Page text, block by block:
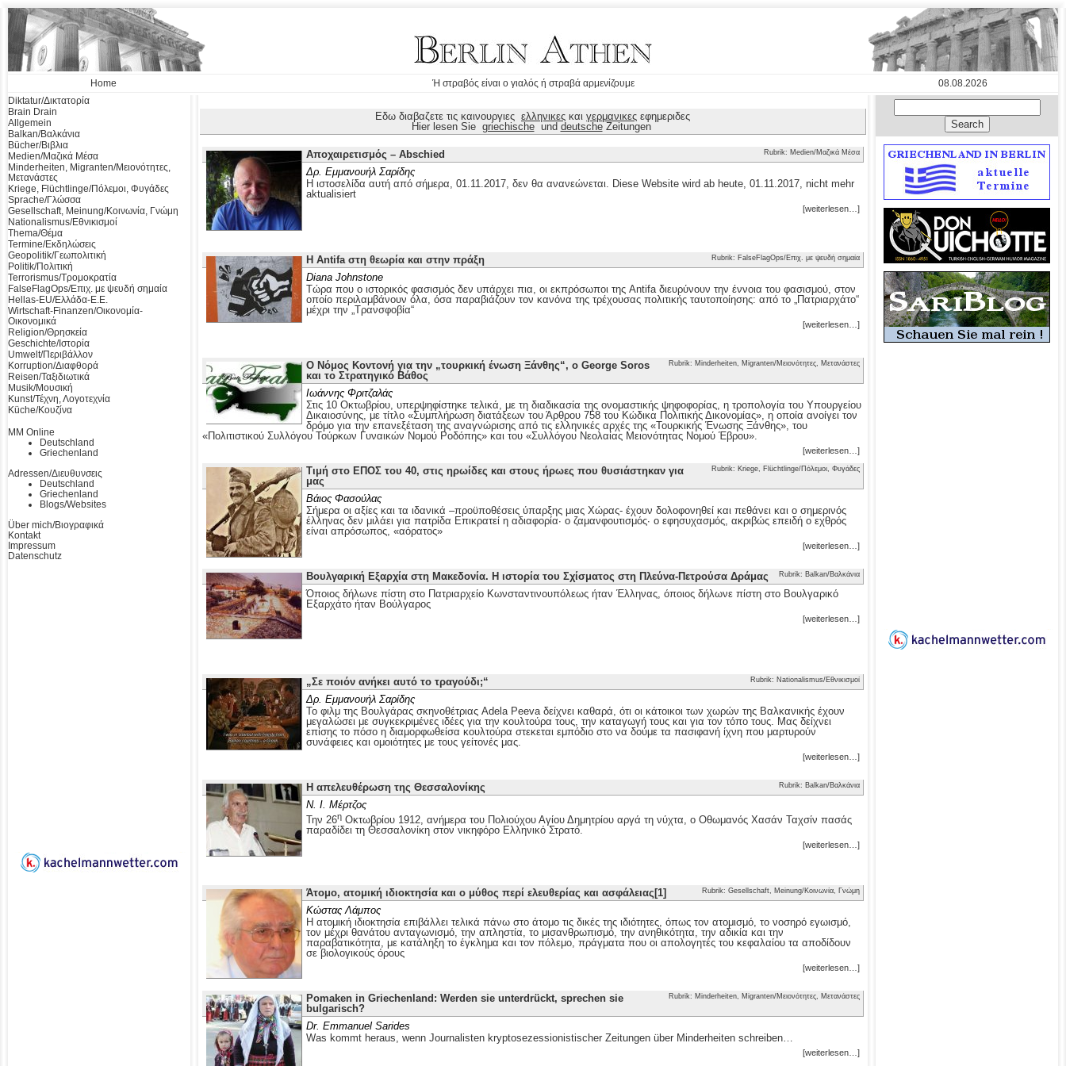
Home Ή στραβός είναι ο γιαλός ή στραβά αρμενίζουμε
08.08.2026
Diktatur/Δικτατορία
Brain Drain
Allgemein
Balkan/Βαλκάνια
Bücher/Βιβλια
Medien/Μαζικά Μέσα
Minderheiten, Migranten/Μειονότητες,
Μετανάστες
Kriege, Flüchtlinge/Πόλεμοι, Φυγάδες
Sprache/Γλώσσα
Gesellschaft, Meinung/Κοινωνία, Γνώμη
Nationalismus/Εθνικισμοί
Thema/Θέμα
Termine/Εκδηλώσεις
Geopolitik/Γεωπολιτική
Politik/Πολιτική
Terrorismus/Τρομοκρατία
FalseFlagOps/Επιχ. με ψευδή σημαία
Hellas-EU/Ελλάδα-Ε.Ε.
Wirtschaft-Finanzen/Οικονομία-
Οικονομικά
Religion/Θρησκεία
Geschichte/Ιστορία
Umwelt/Περιβάλλον
Korruption/Διαφθορά
Reisen/Ταξιδιωτικά
Musik/Μουσική
Kunst/Τέχνη, Λογοτεχνία
Küche/Κουζίνα
MM Online
Deutschland
Griechenland
Adressen/Διευθυνσεις
Deutschland
Griechenland
Blogs/Websites
Über mich/Βιογραφικά
Kontakt
Impressum
Datenschutz
Εδω διαβαζετε τις καινουργιες ελληνικες και γερμανικες εφημεριδες
Hier lesen Sie griechischeund deutscheZeitungen
Rubrik: Medien/Μαζικά Μέσα
Αποχαιρετισμός – Abschied
Δρ. Εμμανουήλ Σαρίδης
Η ιστοσελίδα αυτή από σήμερα, 01.11.2017, δεν θα ανανεώνεται. Diese Website wird ab heute, 01.11.2017, nicht mehr
aktualisiert
[weiterlesen…]
Rubrik: FalseFlagOps/Επιχ. με ψευδή σημαία
Η Antifa στη θεωρία και στην πράξη
Diana Johnstone
Τώρα που ο ιστορικός φασισμός δεν υπάρχει πια, οι εκπρόσωποι της Antifa διευρύνουν την έννοια του φασισμού, στον
οποίο περιλαμβάνουν όλα, όσα παραβιάζουν τον κανόνα της τρέχουσας πολιτικής ταυτοποίησης: από το „Πατριαρχάτο“
μέχρι την „Τρανσφοβία“
[weiterlesen…]
Rubrik: Minderheiten, Migranten/Μειονότητες, Μετανάστες
Ο Νόμος Κοντονή για την „τουρκική ένωση Ξάνθης“, ο George Soros
και το Στρατηγικό Βάθος
Ιωάννης Φριτζαλάς
Στις 10 Οκτωβρίου, υπερψηφίστηκε τελικά, με τη διαδικασία της ονομαστικής ψηφοφορίας, η τροπολογία του Υπουργείου
Δικαιοσύνης, με τίτλο «Συμπλήρωση διατάξεων του Άρθρου 758 του Κώδικα Πολιτικής Δικονομίας», η οποία ανοίγει τον
δρόμο για την επανεξέταση της αναγνώρισης από τις ελληνικές αρχές της «Τουρκικής Ένωσης Ξάνθης», του
«Πολιτιστικού Συλλόγου Τούρκων Γυναικών Νομού Ροδόπης» και του «Συλλόγου Νεολαίας Μειονότητας Νομού Έβρου».
[weiterlesen…]
Rubrik: Kriege, Flüchtlinge/Πόλεμοι, Φυγάδες
Τιμή στο ΕΠΟΣ του 40, στις ηρωίδες και στους ήρωες που θυσιάστηκαν για
μας
Βάιος Φασούλας
Σήμερα οι αξίες και τα ιδανικά –προϋποθέσεις ύπαρξης μιας Χώρας- έχουν δολοφονηθεί και πεθάνει και ο σημερινός
έλληνας δεν μιλάει για πατρίδα Επικρατεί η αδιαφορία· ο ζαμανφουτισμός· ο εφησυχασμός, ακριβώς επειδή ο εχθρός
είναι απρόσωπος, «αόρατος»
[weiterlesen…]
Rubrik: Balkan/Βαλκάνια
Βουλγαρική Εξαρχία στη Μακεδονία. Η ιστορία του Σχίσματος στη Πλεύνα-Πετρούσα Δράμας
Όποιος δήλωνε πίστη στο Πατριαρχείο Κωνσταντινουπόλεως ήταν Έλληνας, όποιος δήλωνε πίστη στο Βουλγαρικό
Εξαρχάτο ήταν Βούλγαρος
[weiterlesen…]
Rubrik: Nationalismus/Εθνικισμοί
„Σε ποιόν ανήκει αυτό το τραγούδι;“
Δρ. Εμμανουήλ Σαρίδης
Το φιλμ της Βουλγάρας σκηνοθέτριας Adela Peeva δείχνει καθαρά, ότι οι κάτοικοι των χωρών της Βαλκανικής έχουν
μεγαλώσει με συγκεκριμένες ιδέες για την κουλτούρα τους, την καταγωγή τους και για τον τόπο τους. Μας δείχνει
επίσης το πόσο η διαμορφωθείσα κουλτούρα στεκεται εμπόδιο στο να δούμε τα πασιφανή ίχνη που μαρτυρούν
συνάφειες και ομοιότητες με τους γείτονές μας.
[weiterlesen…]
Rubrik: Balkan/Βαλκάνια
Η απελευθέρωση της Θεσσαλονίκης
Ν. Ι. Μέρτζος
Την 26η Οκτωβρίου 1912, ανήμερα του Πολιούχου Αγίου Δημητρίου αργά τη νύχτα, ο Οθωμανός Χασάν Ταχσίν πασάς
παραδίδει τη Θεσσαλονίκη στον νικηφόρο Ελληνικό Στρατό.
[weiterlesen…]
Rubrik: Gesellschaft, Meinung/Κοινωνία, Γνώμη
Άτομο, ατομική ιδιοκτησία και ο μύθος περί ελευθερίας και ασφάλειας[1]
Κώστας Λάμπος
Η ατομική ιδιοκτησία επιβάλλει τελικά πάνω στο άτομο τις δικές της ιδιότητες, όπως τον ατομισμό, το νοσηρό εγωισμό,
τον μέχρι θανάτου ανταγωνισμό, την απληστία, το μισανθρωπισμό, την ανηθικότητα, την αδικία και την
παραβατικότητα, με κατάληξη το έγκλημα και τον πόλεμο, πράγματα που οι απολογητές του κεφαλαίου τα αποδίδουν
σε βιολογικούς όρους
[weiterlesen…]
Rubrik: Minderheiten, Migranten/Μειονότητες, Μετανάστες
Pomaken in Griechenland: Werden sie unterdrückt, sprechen sie
bulgarisch?
Dr. Emmanuel Sarides
Was kommt heraus, wenn Journalisten kryptosezessionistischer Zeitungen über Minderheiten schreiben…
[weiterlesen…]